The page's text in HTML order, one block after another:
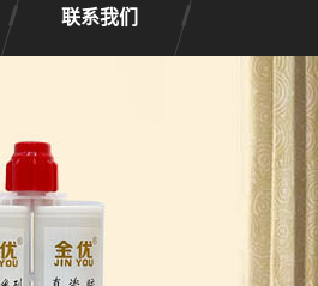
联系我们